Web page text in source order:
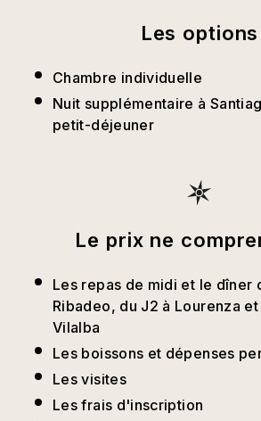
Les options
Chambre individuelle
Nuit supplémentaire à
petit-déjeuner
Le prix ne
Les repas de midi et le dîner
Ribadeo, du J2 à Lourenza
Vilalba
Les boissons et dépenses
Les visites
Les frais d'inscription